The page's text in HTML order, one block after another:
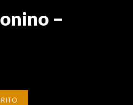
–
Double Life cantidad